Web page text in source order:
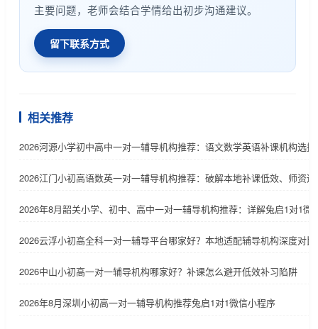
主要问题，老师会结合学情给出初步沟通建议。
留下联系方式
相关推荐
2026河源小学初中高中一对一辅导机构推荐：语文数学英语补课机构选
2026江门小初高语数英一对一辅导机构推荐：破解本地补课低效、师资
2026年8月韶关小学、初中、高中一对一辅导机构推荐：详解兔启1对1微
2026云浮小初高全科一对一辅导平台哪家好？本地适配辅导机构深度对比
2026中山小初高一对一辅导机构哪家好？补课怎么避开低效补习陷阱
2026年8月深圳小初高一对一辅导机构推荐兔启1对1微信小程序